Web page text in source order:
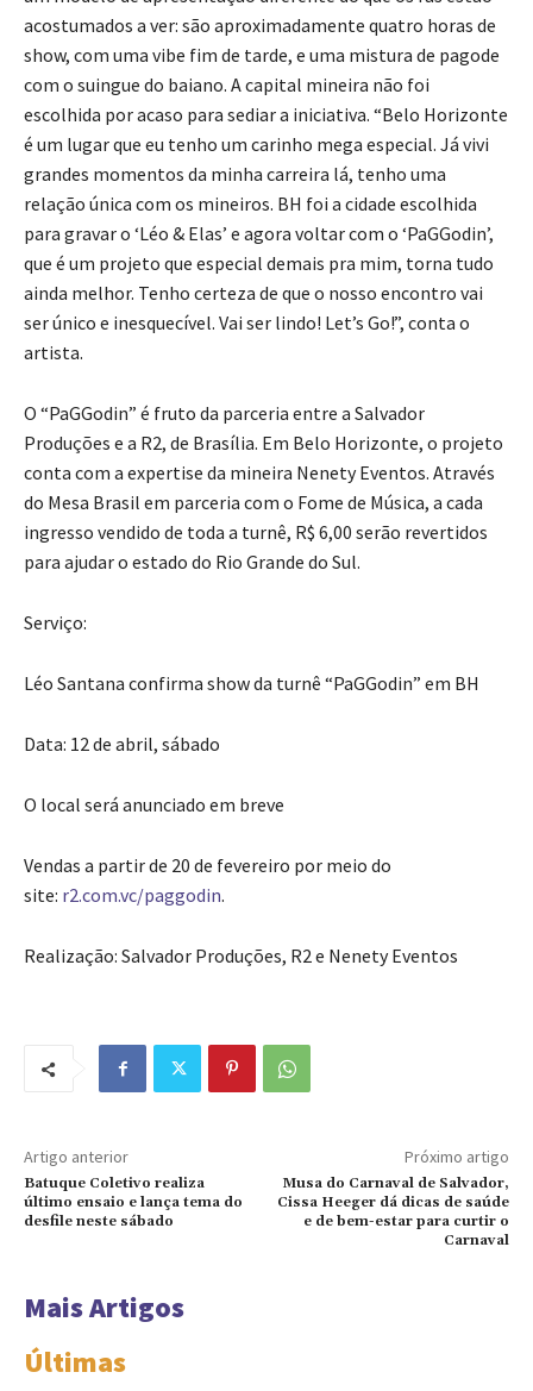
acostumados a ver: são aproximadamente quatro horas de
show, com uma vibe fim de tarde, e uma mistura de pagode
com o suingue do baiano. A capital mineira não foi
escolhida por acaso para sediar a iniciativa. “Belo Horizonte
é um lugar que eu tenho um carinho mega especial. Já vivi
grandes momentos da minha carreira lá, tenho uma
relação única com os mineiros. BH foi a cidade escolhida
para gravar o ‘Léo & Elas’ e agora voltar com o ‘PaGGodin’,
que é um projeto que especial demais pra mim, torna tudo
ainda melhor. Tenho certeza de que o nosso encontro vai
ser único e inesquecível. Vai ser lindo! Let’s Go!”, conta o
artista.
O “PaGGodin” é fruto da parceria entre a Salvador
Produções e a R2, de Brasília. Em Belo Horizonte, o projeto
conta com a expertise da mineira Nenety Eventos. Através
do Mesa Brasil em parceria com o Fome de Música, a cada
ingresso vendido de toda a turnê, R$ 6,00 serão revertidos
para ajudar o estado do Rio Grande do Sul.
Serviço:
Léo Santana confirma show da turnê “PaGGodin” em BH
Data: 12 de abril, sábado
O local será anunciado em breve
Vendas a partir de 20 de fevereiro por meio do
site: r2.com.vc/paggodin.
Realização: Salvador Produções, R2 e Nenety Eventos
Artigo anterior
Batuque Coletivo realiza
último ensaio e lança tema do
desfile neste sábado
Próximo artigo
Musa do Carnaval de Salvador,
Cissa Heeger dá dicas de saúde
e de bem-estar para curtir o
Carnaval
Mais Artigos
Últimas